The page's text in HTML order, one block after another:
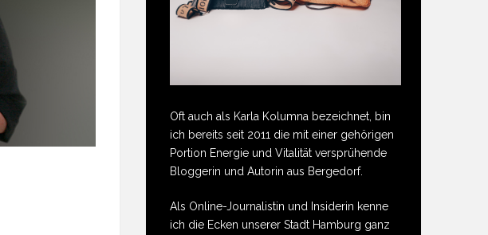
Oft auch als Karla Kolumna bezeichnet, bin
ich bereits seit 2011 die mit einer gehörigen
Portion Energie und Vitalität versprühende
Bloggerin und Autorin aus Bergedorf.
Als Online-Journalistin und Insiderin kenne
ich die Ecken unserer Stadt Hamburg ganz